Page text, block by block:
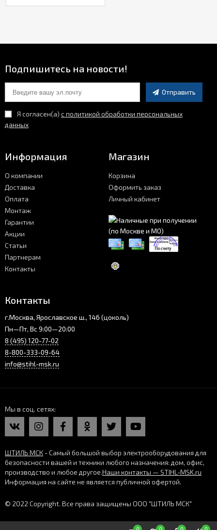
Подпишитесь на новости!
Отправить
Я согласен(a) с политикой обработки персональных
данных
Информация
О компании
Доставка
Оплата
Монтаж
Гарантии
Акции
Статьи
Партнерам
Контакты
Магазин
Корзина
Оформить заказ
Личный кабинет
Контакты
г.Москва, Ярославское ш., 146 (цоколь)
Пн—Пт, Вс 9:00—20:00
8 (495) 120-77-02
8-800-333-09-64
info@stihl-msk.ru
Мы в соц. сетях
ШТИЛЬ МСК - Самый большой выбор электрооборудования для
безопасности вашей и техники любого назначения: дом, офис,
производство и любое другое.Наши контакты — STIHL-MSK.ru
Информация на сайте не является публичной офертой.
© 2022 Copyright. Все права защищены ООО "ШТИЛЬ МСК"